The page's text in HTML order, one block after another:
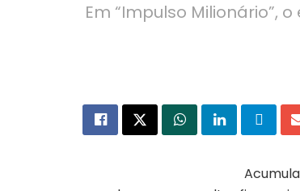
Em “Impulso Milionário”,